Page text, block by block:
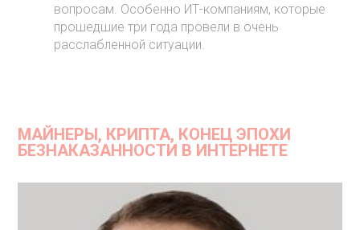
вопросам. Особенно ИТ-компаниям, которые
прошедшие три года провели в очень
расслабленной ситуации.
МАЙНЕРЫ, КРИПТА, КОНЕЦ ЭПОХИ
БЕЗНАКАЗАННОСТИ В ИНТЕРНЕТЕ